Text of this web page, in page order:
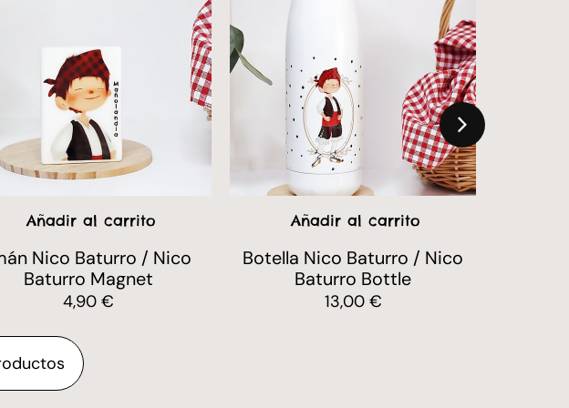
Añadir al carrito
Nico Baturro / Nico
Baturro Magnet
4,90 €
Añadir al carrito
Botella Nico Baturro / Nico
Baturro Bottle
13,00 €